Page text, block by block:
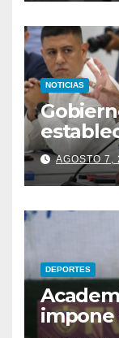
NOTICIAS
para el
AGOSTO 7,
DEPORTES
impone